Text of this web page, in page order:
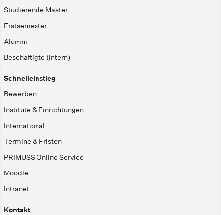
Studierende Master
Erstsemester
Alumni
Beschäftigte (intern)
Schnelleinstieg
Bewerben
Institute & Einrichtungen
International
Termine & Fristen
PRIMUSS Online Service
Moodle
Intranet
Kontakt